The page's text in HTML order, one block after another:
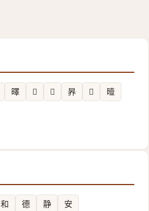
曎 𱢙 𰖺 昦 𭥛
曀
和 德 静 安